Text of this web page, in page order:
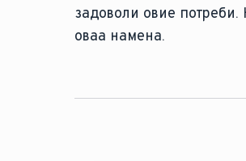
задоволи овие
оваа намена.
мијалникот, како што е
температура.
алтернатива. Нашиот
Нашиот miniVED
бања за гости.